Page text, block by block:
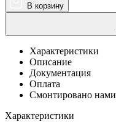
В корзину
Характеристики
Описание
Документация
Оплата
Смонтировано нами
Характеристики